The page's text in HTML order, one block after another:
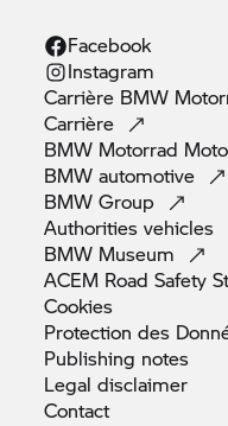
Facebook
Instagram
Carrière BMW
Carrière
BMW Motorrad
BMWautomotive
BMWGroup
Authoritiesvehicles
BMW Museum
ACEM Road Safety
Cookies
Protection des
Publishing notes
Legaldisclaimer
Contact